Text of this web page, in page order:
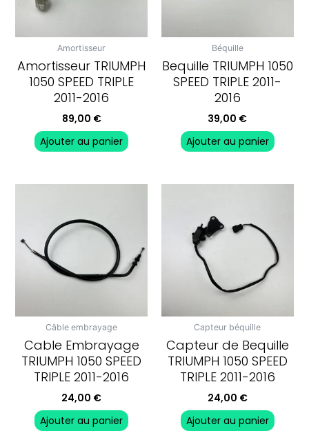
Amortisseur
Amortisseur TRIUMPH
1050 SPEED TRIPLE
2011-2016
89,00 €
Ajouter au panier
Béquille
Bequille TRIUMPH 1050
SPEED TRIPLE 2011-
2016
39,00 €
Ajouter au panier
Câble embrayage
Cable Embrayage
TRIUMPH 1050 SPEED
TRIPLE 2011-2016
24,00 €
Ajouter au panier
Capteur béquille
Capteur de Bequille
TRIUMPH 1050 SPEED
TRIPLE 2011-2016
24,00 €
Ajouter au panier